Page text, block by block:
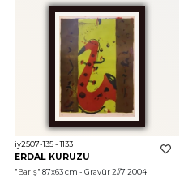
iy2507-135 - 1133
ERDAL KURUZU
"Barış" 87x63 cm - Gravür 2//7 2004